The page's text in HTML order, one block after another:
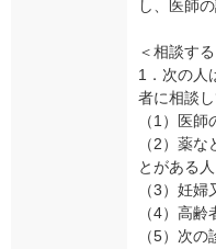
し、医師
＜相談す
1．次の人
者に相談し
（1）医
（2）薬
とがある人
（3）妊
（4）高齢
（5）次